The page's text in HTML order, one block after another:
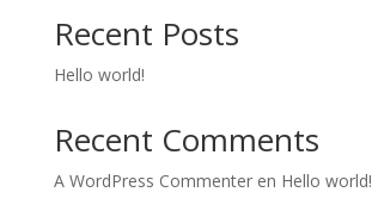
Recent Posts
Hello world!
Recent Comments
A WordPress Commenteren Hello world!